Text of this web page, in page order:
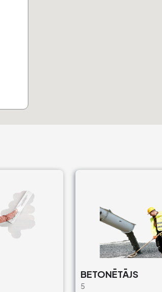
BETONĒTĀJS
5